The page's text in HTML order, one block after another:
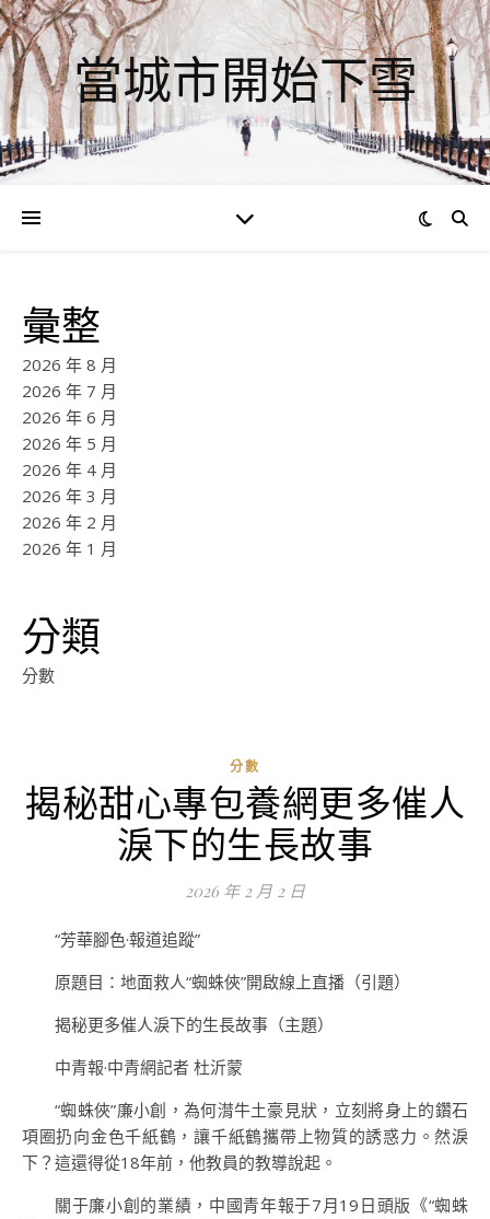
當城市開始下雪
彙整
2026 年 8 月
2026 年 7 月
2026 年 6 月
2026 年 5 月
2026 年 4 月
2026 年 3 月
2026 年 2 月
2026 年 1 月
分類
分數
分數
揭秘甜心專包養網更多催人
淚下的生長故事
2026 年 2 月 2 日
“芳華腳色·報道追蹤”
原題目：地面救人“蜘蛛俠”開啟線上直播（引題）
揭秘更多催人淚下的生長故事（主題）
中青報·中青網記者 杜沂蒙
“蜘蛛俠”廉小創，為何潸牛土豪見狀，立刻將身上的鑽石
項圈扔向金色千紙鶴，讓千紙鶴攜帶上物質的誘惑力。然淚
下？這還得從18年前，他教員的教導說起。
關于廉小創的業績，中國青年報于7月19日頭版《“蜘蛛